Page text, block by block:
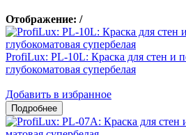
Отображение: /
ProfiLux: PL-10L: Краска для стен и
глубокоматовая супербелая
Добавить в избранное